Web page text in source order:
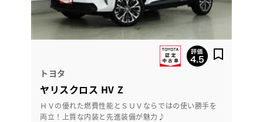
トヨタ
ヤリスクロス HV Z
ＨＶの優れた燃費性能とＳＵＶならではの使い勝手を
両立！上質な内装と先進装備が魅力♪